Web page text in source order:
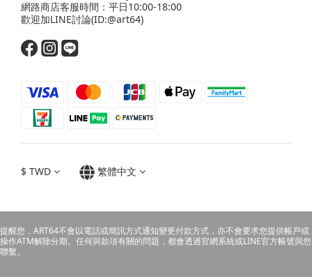
網路商店客服時間：平日10:00-18:00
歡迎加LINE討論(ID:@art64)
$ TWD 繁體中文
提醒您，ART64不會以電話或簡訊方式通知變更付款方式，亦不會要求您提供帳戶或
操作ATM解除分期。任何與款項有關的問題，都會透過官網系統或LINE官方帳號與您
聯繫。